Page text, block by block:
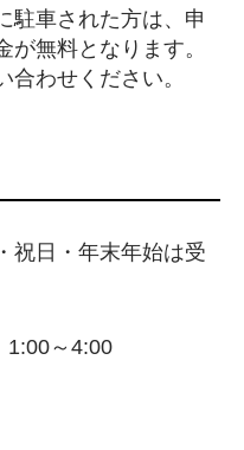
駐車された方は、申
無料となります。
わせください。
祝日・年末年始は受
～4:00